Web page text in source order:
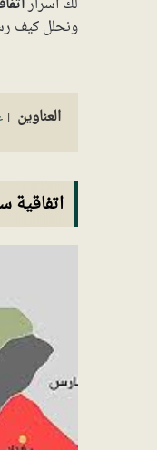
ونحلل كيف
العناوين